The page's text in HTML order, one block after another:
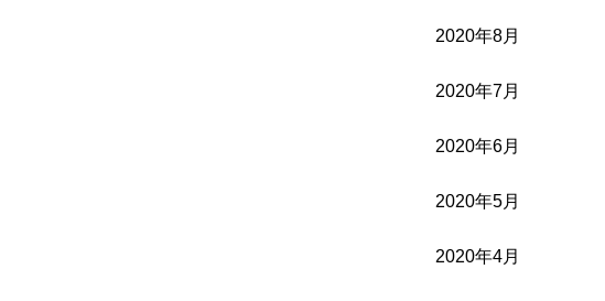
2020年8月
2020年7月
2020年6月
2020年5月
2020年4月